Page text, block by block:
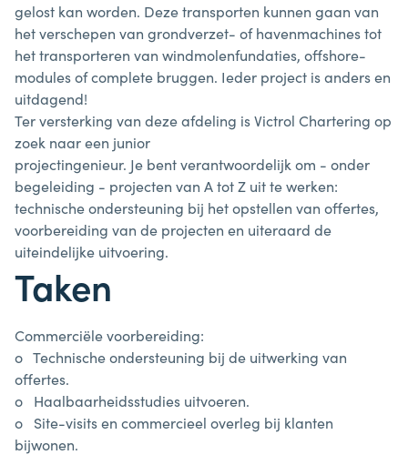
gelost kan worden. Dezetransporten kunnen gaan van
hetverschepen van grondverzet- of havenmachinestot
hettransporteren van windmolenfundaties, offshore-
modulesofcomplete bruggen. Ieder project isandersen
uitdagend!
Terversterking van dezeafdeling isVictrol Chartering op
zoek naareen junior
projectingenieur. Je bentverantwoordelijk om - onder
begeleiding - projecten van AtotZ uit te werken:
technische ondersteuning bij het opstellen van offertes,
voorbereiding van de projecten en uiteraard de
uiteindelijke uitvoering.
Taken
Commerciëlevoorbereiding:
o Technischeondersteuning bij de uitwerking van
offertes.
o Haalbaarheidsstudies uitvoeren.
o Site-visitsen commercieel overleg bij klanten
bijwonen.